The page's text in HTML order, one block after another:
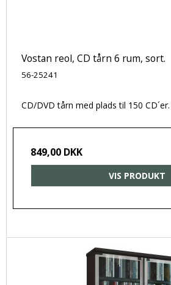
Vostan reol, CD tårn 6 rum, sort.
56-25241
CD/DVD tårn med plads til 150 CD´er.
849,00 DKK
VIS PRODUKT